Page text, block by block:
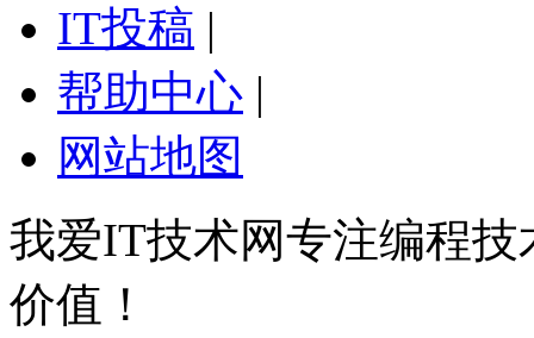
IT投稿 |
帮助中心 |
网站地图
我爱IT技术网专注编程
价值！